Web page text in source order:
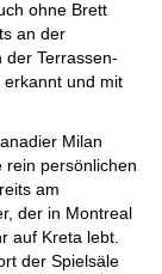
ohne Brett
an der
der Terrassen-
erkannt und mit
Milan
rein persönlichen
am
der in Montreal
auf Kreta lebt.
der Spielsäle